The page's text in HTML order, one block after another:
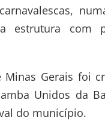
estrutura com
Minas Gerais foi
Unidos da
do município.